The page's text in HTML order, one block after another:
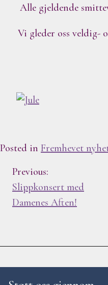
Alle gjeldende
Vi gleder oss veldig-
Posted in Fremhevet
I
n
l
e
Previous:
Slippkonsert med
Damenes Aften!